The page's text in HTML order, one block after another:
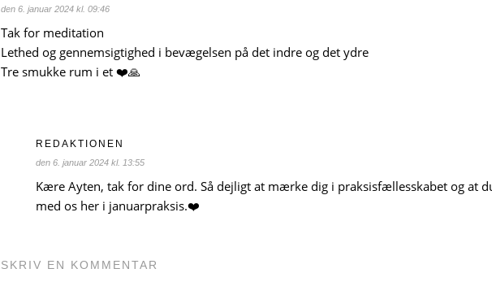
den 6. januar 2024 kl. 09:46
Tak for meditation
Lethed og gennemsigtighed i bevægelsen på det indre og det ydre
Tre smukke rum i et ❤️🙏
REDAKTIONEN
den 6. januar 2024 kl. 13:55
Kære Ayten, tak for dine ord. Så dejligt at mærke dig i praksisfællesskabet og at
med os her i januarpraksis.❤️
SKRIV EN KOMMENTAR